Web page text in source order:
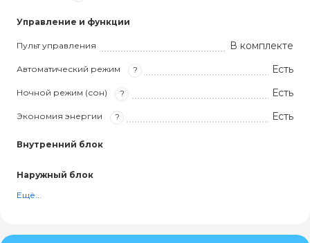
Управление и функции
Пульт управления В комплекте
Автоматический режим ? Есть
Ночной режим (сон) ? Есть
Экономия энергии ? Есть
Внутренний блок
Наружный блок
Ещё...